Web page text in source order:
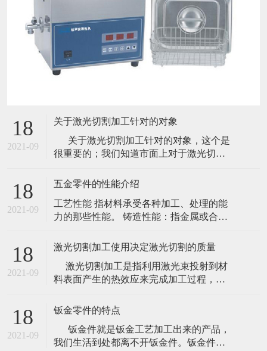
18
2021-09
关于激光切割加工针对的对象
关于激光切割加工针对的对象，这个是
很重要的；我们知道市面上对于激光切割
使用激光切割的那可是数不胜数的。虽然
怎奈激光效率太高，所以还是被替代了。
就拿简单的一些材质来说吧！如石头、塑
18
2021-09
五金零件的性能介绍
工艺性能 指材料承受各种加工、处理的能
力的那些性能。 铸造性能：指金属或合金
流性能、充满铸模能力；收缩性、铸件凝
固时体积收缩的能力；偏析指化学成分不
均性。 焊接性能：指金属材料通过加热或
加热和加压焊接方法，把两个或两个以上
目的的
18
2021-09
激光切割加工使用决定激光切割的质量
激光切割加工是指利用激光束投射到材
料表面产生的热效应来完成加工过程，包
如今的汽车消费夸大个性化，原来的模具
化出产因为自身的局限--制作模具的周期很
长，已难以适应越来越快的车型更替。激
光切割成型出产塑胶产品：节约塑胶模具
18
2021-09
钣金零件的特点
钣金件就是钣金工艺加工出来的产品，
我们生活到处都离不开钣金件。钣金件是